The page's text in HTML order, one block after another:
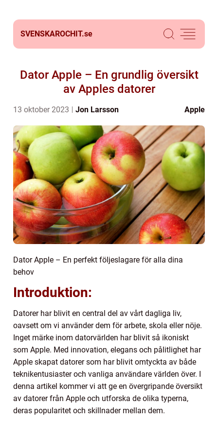
SVENSKAROCHIT.se
Dator Apple – En grundlig översikt
av Apples datorer
13 oktober 2023 Jon Larsson Apple
Dator Apple – En perfekt följeslagare för alla dina
behov
Introduktion:
Datorer har blivit en central del av vårt dagliga liv,
oavsett om vi använder dem för arbete, skola eller nöje.
Inget märke inom datorvärlden har blivit så ikoniskt
som Apple. Med innovation, elegans och pålitlighet har
Apple skapat datorer som har blivit omtyckta av både
teknikentusiaster och vanliga användare världen över. I
denna artikel kommer vi att ge en övergripande översikt
av datorer från Apple och utforska de olika typerna,
deras popularitet och skillnader mellan dem.